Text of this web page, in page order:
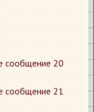
сообщение 20
сообщение 21